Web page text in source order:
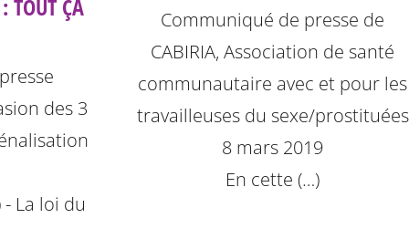
TOUT ÇA
des 3
- La loi du
Communiqué de presse de
CABIRIA, Association de santé
communautaire avec et pour les
travailleuses du sexe/prostituées
8 mars 2019
En cette (…)